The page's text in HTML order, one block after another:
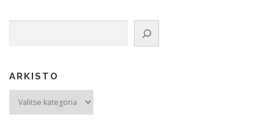
ARKISTO